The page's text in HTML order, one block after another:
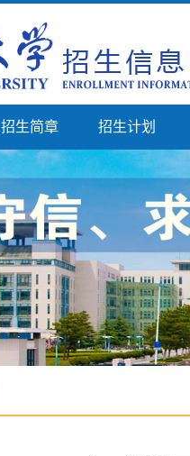
招生简章 招生计划